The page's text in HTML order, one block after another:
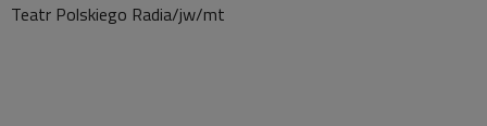
Teatr Polskiego Radia/jw/mt